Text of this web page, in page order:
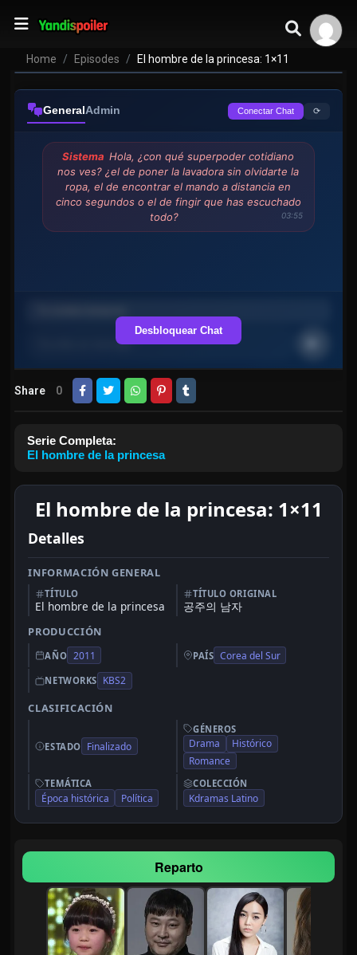
Home Episodes El hombre de la princesa: 1×11
GeneralAdmin Conectar Chat ⟳
Sistema Hola, ¿con qué superpoder cotidiano
nos ves? ¿el de poner la lavadora sin olvidarte la
ropa, el de encontrar el mando a distancia en
cinco segundos o el de fingir que has escuchado
todo?
03:55
Desbloquear Chat
Share 0
Serie Completa:
El hombre de la princesa
El hombre de la princesa: 1×11
Detalles
INFORMACIÓN GENERAL
TÍTULO
El hombre de la princesa
TÍTULO ORIGINAL
공주의 남자
PRODUCCIÓN
AÑO 2011 PAÍS Corea del Sur
NETWORKS KBS2
CLASIFICACIÓN
ESTADO Finalizado
GÉNEROS
Drama
Histórico
Romance
TEMÁTICA
Época histórica Política
COLECCIÓN
Kdramas Latino
Reparto